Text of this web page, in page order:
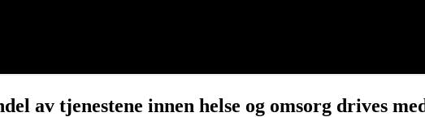
av tjenestene innen helse og omsorg drives